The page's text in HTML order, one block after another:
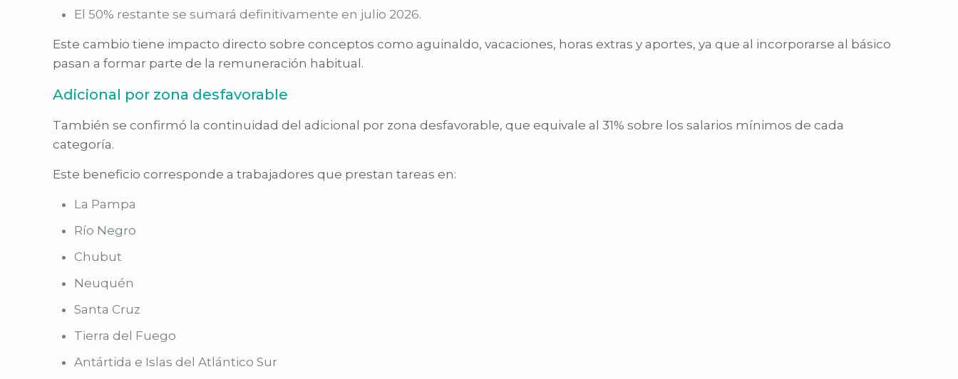
El 50% restante se sumará definitivamente en julio 2026.
Este cambio tiene impacto directo sobre conceptos como aguinaldo, vacaciones, horas extras y aportes, ya que al incorporarse al básico
pasan a formar parte de la remuneración habitual.
Adicional por zona desfavorable
También se confirmó la continuidad del adicional por zona desfavorable, que equivale al 31% sobre los salarios mínimos de cada
categoría.
Este beneficio corresponde a trabajadores que prestan tareas en:
La Pampa
Río Negro
Chubut
Neuquén
Santa Cruz
Tierra del Fuego
Antártida e Islas del Atlántico Sur